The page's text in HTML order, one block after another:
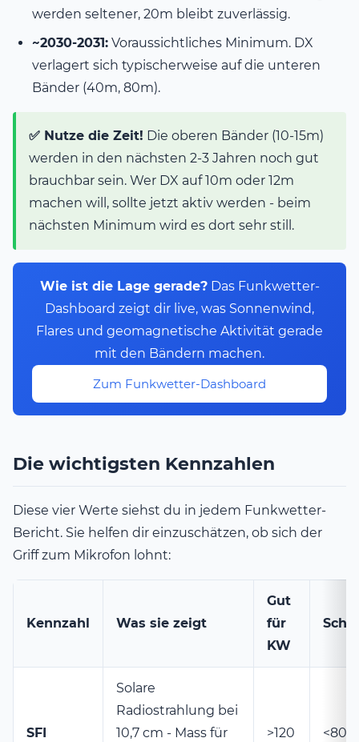
werden seltener, 20m bleibt zuverlässig.
~2030-2031: Voraussichtliches Minimum. DX
verlagert sich typischerweise auf die unteren
Bänder (40m, 80m).
✅ Nutze die Zeit! Die oberen Bänder (10-15m)
werden in den nächsten 2-3 Jahren noch gut
brauchbar sein. Wer DX auf 10m oder 12m
machen will, sollte jetzt aktiv werden - beim
nächsten Minimum wird es dort sehr still.
Wie ist die Lage gerade?Das Funkwetter-
Dashboard zeigt dir live, was Sonnenwind,
Flares und geomagnetische Aktivität gerade
mit den Bändern machen.
Zum Funkwetter-Dashboard
Die wichtigsten Kennzahlen
Diese vier Werte siehst du in jedem Funkwetter-
Bericht. Sie helfen dir einzuschätzen, ob sich der
Griff zum Mikrofon lohnt:
Kennzahl Was sie zeigt
Gut
für
KW
SFI
Solare
Radiostrahlung bei
10,7 cm - Mass für
>120 <80